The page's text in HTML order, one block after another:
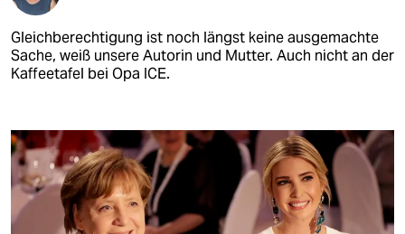
Gleichberechtigung ist noch längst keine ausgemachte
Sache, weiß unsere Autorin und Mutter. Auch nicht an der
Kaffeetafel bei Opa ICE.